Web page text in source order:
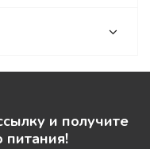
и получите
питания!